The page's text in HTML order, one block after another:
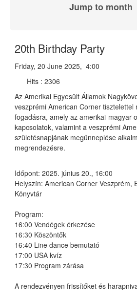
Jump to month
20th Birthday Party
Friday, 20 June 2025, 4:00
Hits : 2306
Az Amerikai Egyesült Államok
veszprémi American Corner tisztelettel
fogadásra, amely az amerikai-magyar
kapcsolatok, valamint a veszprémi
születésnapjának megünneplése
megrendezésre.
Időpont: 2025. június 20., 16:00
Helyszín: American Corner Veszprém,
Könyvtár
Program:
16:00 Vendégek érkezése
16:30 Köszöntők
16:40 Line dance bemutató
17:00 USA kvíz
17:30 Program zárása
A rendezvényen frissítőket és